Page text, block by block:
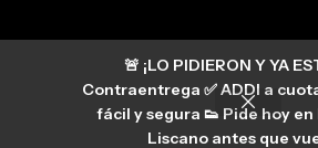
🚨 ¡LO PIDIERON Y YA
Contraentrega ✅ ADDI a
fácil y segura 👟 Pide hoy
Liscano antes que
Si tienes algún tipo de duda,
nuestro centro de
hermanosliscano_10
Aura
hermanosliscano Tik